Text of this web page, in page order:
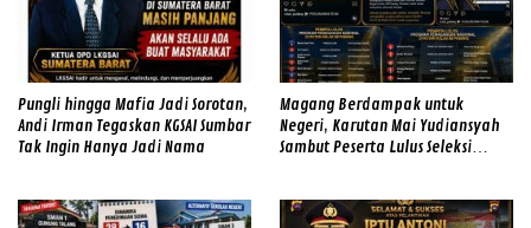
Pungli hingga Mafia Jadi Sorotan,
Andi Irman Tegaskan KGSAI Sumbar
Tak Ingin Hanya Jadi Nama
Magang Berdampak untuk
Negeri, Karutan Mai Yudiansyah
Sambut Peserta Lulus Seleksi